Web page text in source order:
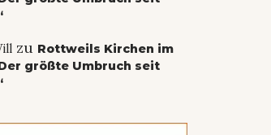
zu Rottweils Kirchen im
größte Umbruch seit